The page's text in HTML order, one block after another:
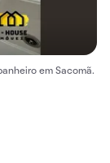
em Sacomã.